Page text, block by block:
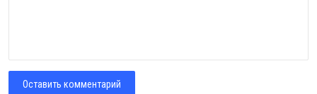
Оставить комментарий